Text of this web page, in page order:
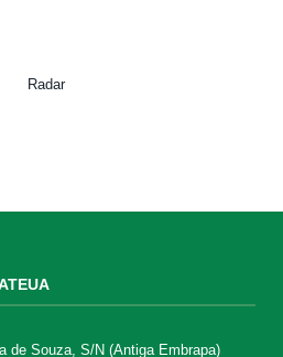
de Souza, S/N (Antiga Embrapa)